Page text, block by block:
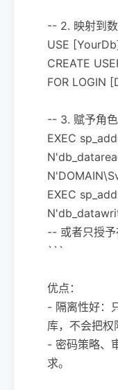
-- 2. 映射到
USE
CREATE
FOR LOGIN
-- 3. 赋予角色
EXEC
EXEC
-- 或者只授
```
优点：
- 隔离性好：
库，不会把权
- 密码策略、
求。